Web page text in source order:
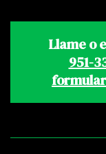
Llame o
951-